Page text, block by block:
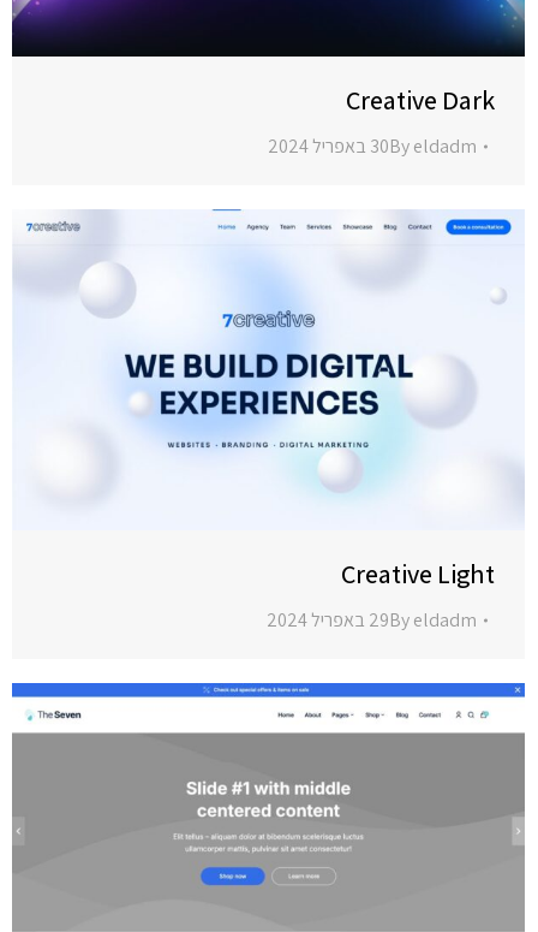
Creative Dark
Byeldadm 30 באפריל 2024
Creative Light
Byeldadm 29 באפריל 2024